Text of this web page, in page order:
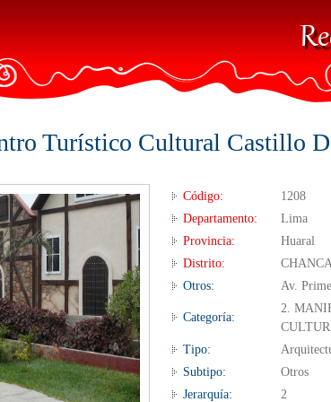
Turístico Cultural Castillo
Código:
1208
Departamento:
Lima
Provincia:
Huaral
Distrito:
Otros:
Av.
Categoría:
2.
Tipo:
Subtipo:
Otros
Jerarquía:
2